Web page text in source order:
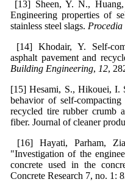
[13] Sheen, Y. N.,
Engineering properties of
stainless steel slags.
[14] Khodair, Y. Self-
asphalt pavement and
Building Engineering, 12,
[15] Hesami, S., Hikouei, I.
behavior of self-compacting
recycled tire rubber crumb
fiber. Journal of cleaner
[16] Hayati, Parham,
"Investigation of the
concrete used in the
Concrete Research 7, no. 1: